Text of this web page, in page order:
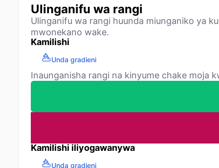
Ulinganifu wa rangi
Ulinganifu wa rangi huunda miunganiko ya
mwonekano wake.
Kamilishi
Unda gradieni
Inaunganisha rangi na kinyume chake moja
Kamilishi iliyogawanywa
Unda gradieni